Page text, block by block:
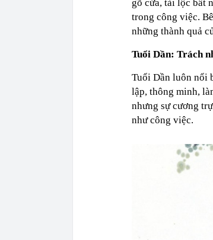
gõ cửa, tài lộc bất
trong công việc.
những thành quả
Tuổi Dần: Trách
Tuổi Dần luôn nổi
lập, thông minh,
nhưng sự cương
như công việc.